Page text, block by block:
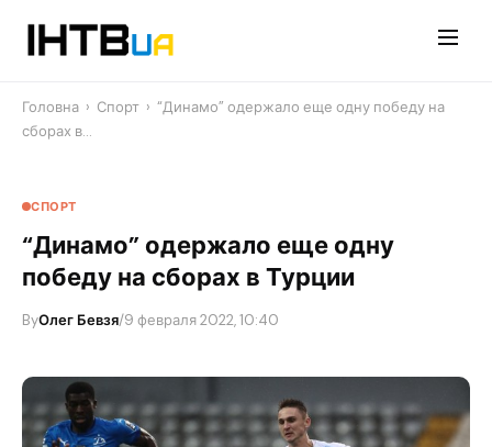
Головна › Спорт › “Динамо” одержало еще одну победу на
сборах в…
СПОРТ
“Динамо” одержало еще одну
победу на сборах в Турции
ByОлег Бевзя/9 февраля 2022, 10:40